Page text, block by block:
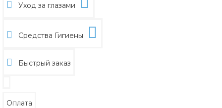
Уход за глазами
Средства Гигиены
Быстрый заказ
Оплата